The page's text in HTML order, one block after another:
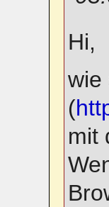
Hi,
wie
(
mit